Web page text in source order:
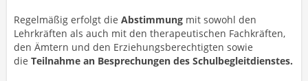
Regelmäßig erfolgt die Abstimmung mit sowohl den
Lehrkräften als auch mit den therapeutischen Fachkräften,
den Ämtern und den Erziehungsberechtigten sowie
die Teilnahme an Besprechungen des Schulbegleitdienstes.